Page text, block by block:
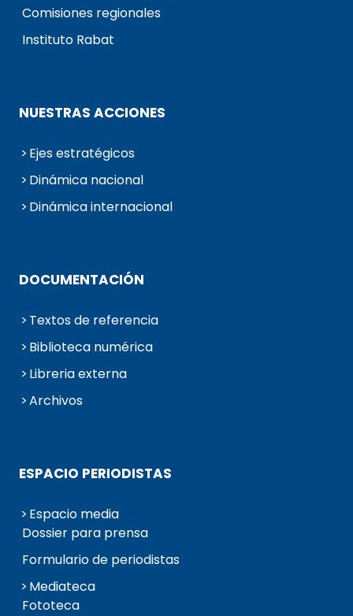
Comisiones regionales
Instituto Rabat
NUESTRAS ACCIONES
Ejes estratégicos
Dinámica nacional
Dinámica internacional
DOCUMENTACIÓN
Textos de referencia
Biblioteca numérica
Libreria externa
Archivos
ESPACIO PERIODISTAS
Espacio media
Dossier para prensa
Formulario de periodistas
Mediateca
Fototeca